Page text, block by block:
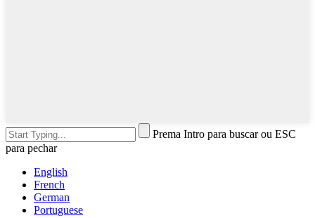
Prema Intro para buscar ou ESC
para pechar
English
French
German
Portuguese